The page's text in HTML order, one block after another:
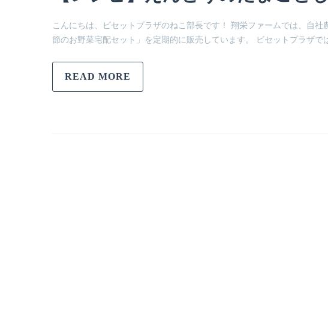
こんにちは、ビセットプラザのねこ部長です！ 翔栄ファームでは、自
節のお野菜宅配セット」を定期的に販売しています。 ビセットプラザで
READ MORE